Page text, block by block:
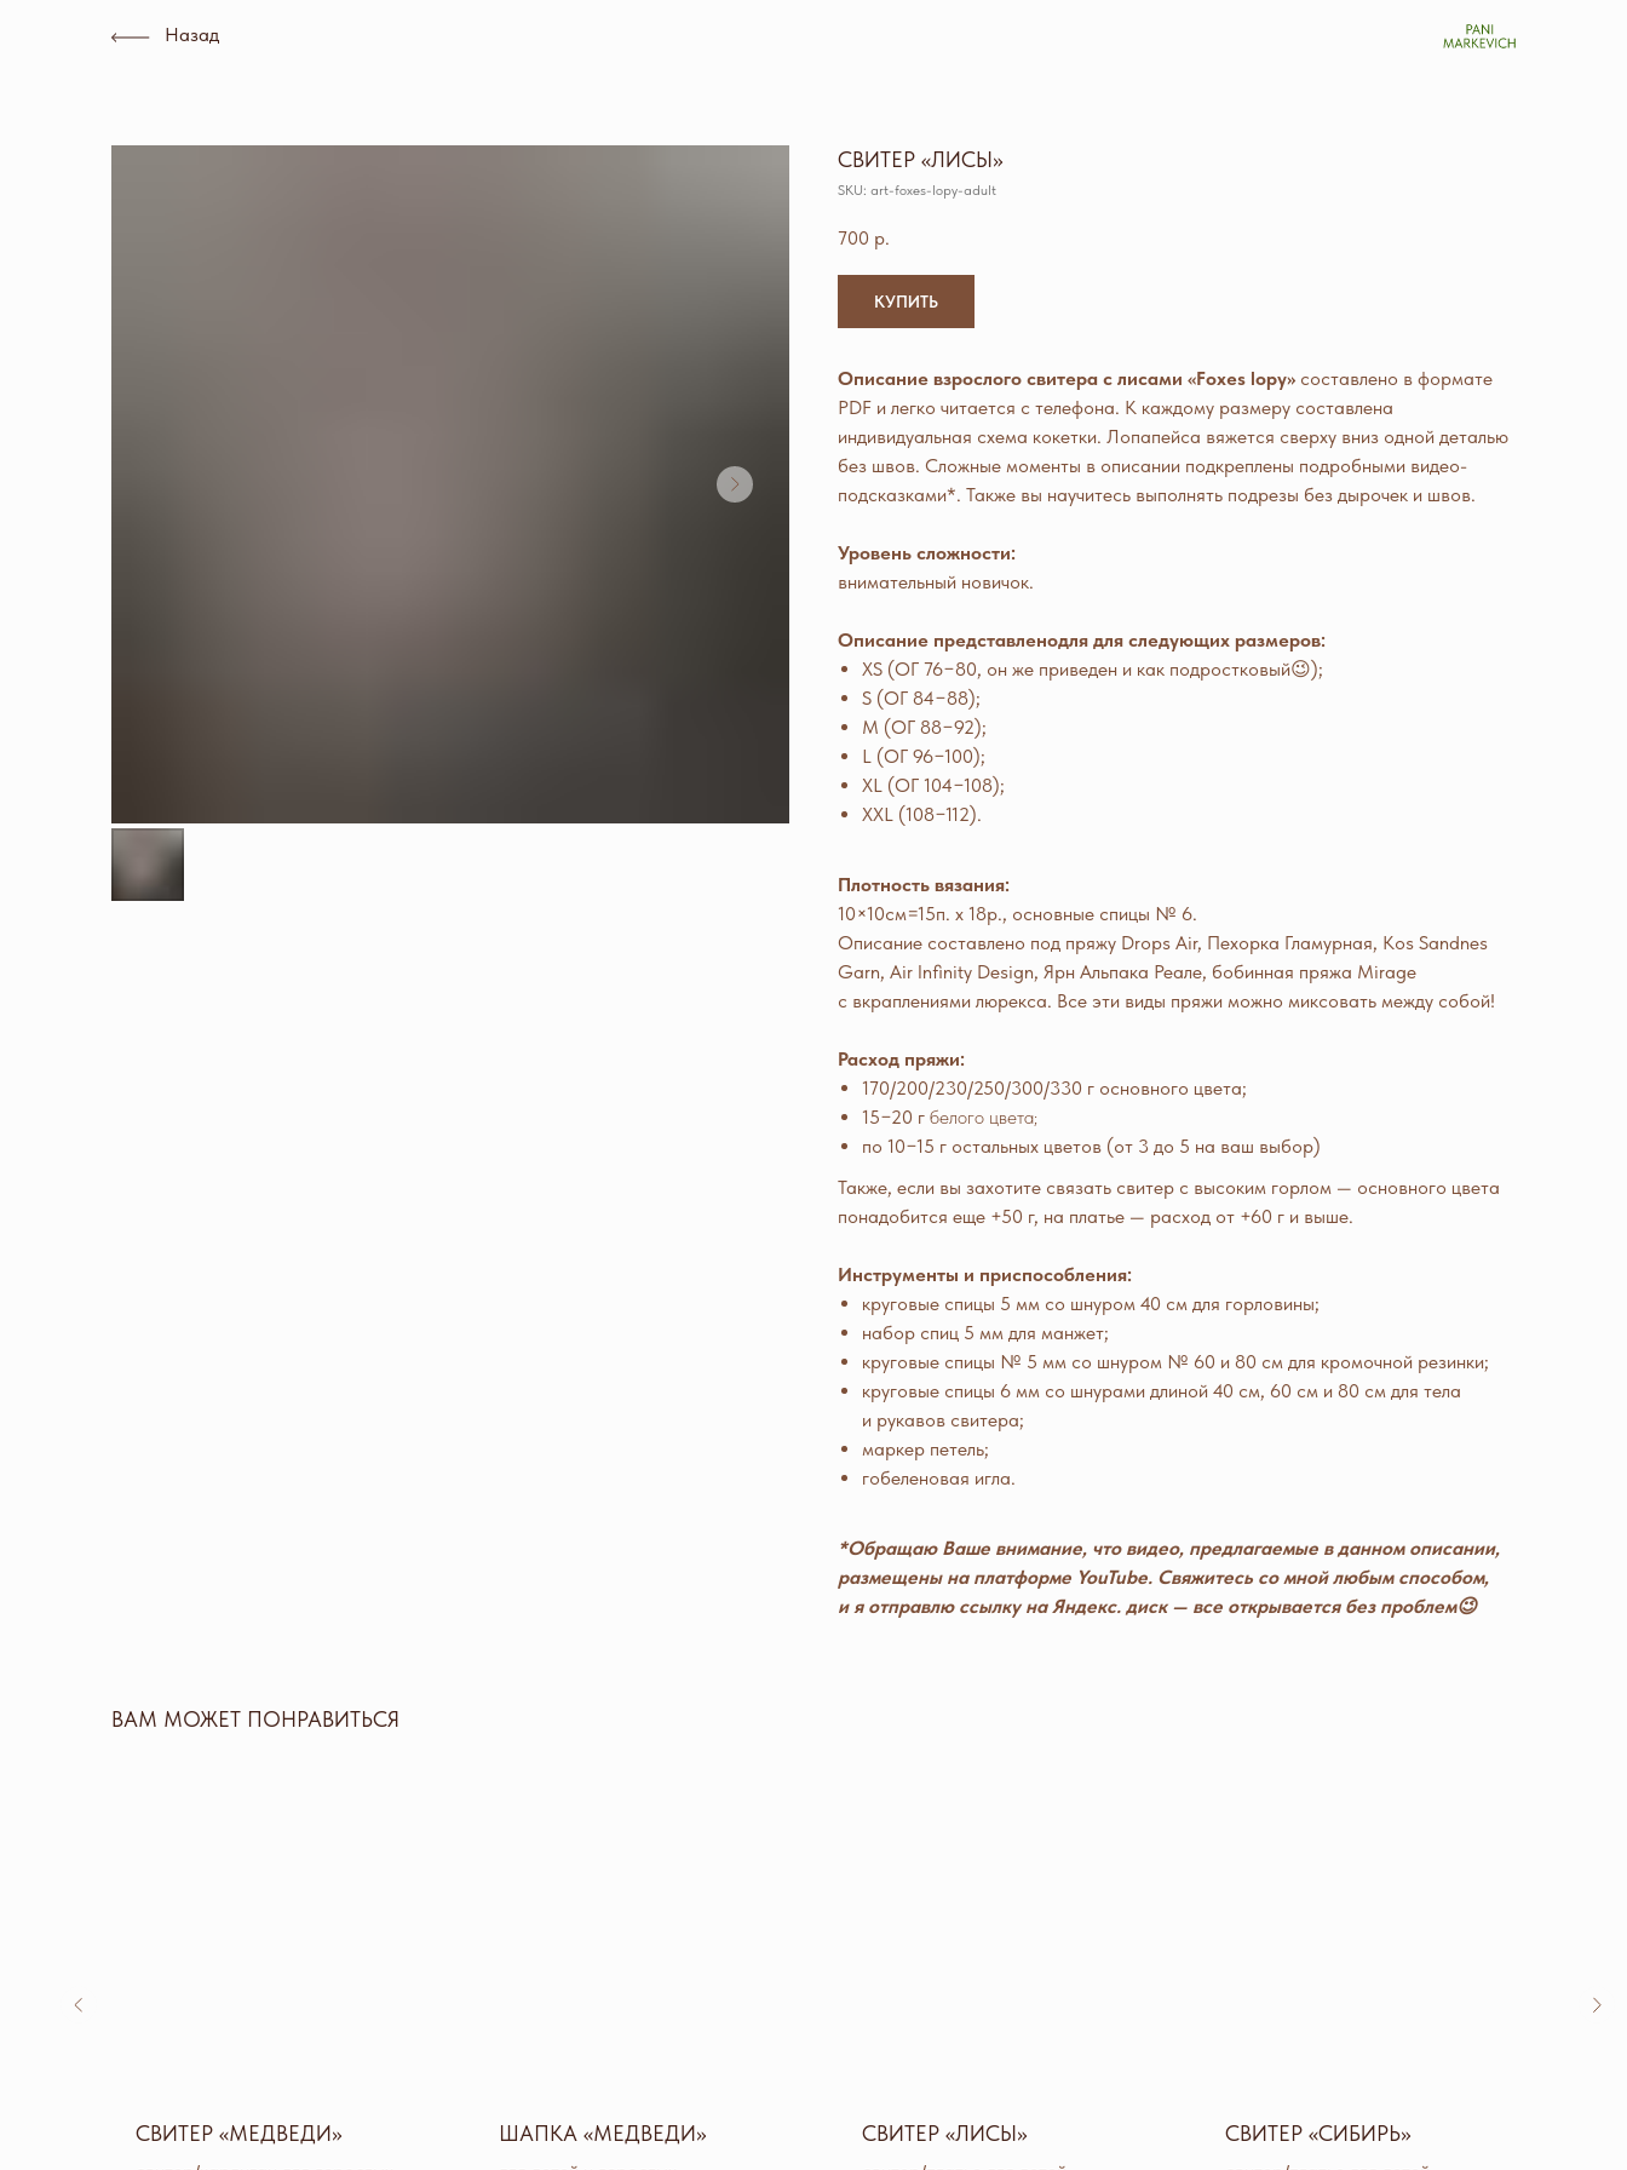
Назад
СВИТЕР «ЛИСЫ»
SKU: art-foxes-lopy-adult
700 р.
КУПИТЬ
Описание взрослого свитера с лисами «Foxes lopy» составлено в формате
PDF и легко читается с телефона. К каждому размеру составлена
индивидуальная схема кокетки. Лопапейса вяжется сверху вниз одной деталью
без швов. Сложные моменты в описании подкреплены подробными видео-
подсказками*. Также вы научитесь выполнять подрезы без дырочек и швов.
Уровень сложности:
внимательный новичок.
Описание представленодля для следующих размеров:
XS (ОГ 76−80, он же приведен и как подростковый😉);
S (ОГ 84−88);
M (ОГ 88−92);
L (ОГ 96−100);
XL (ОГ 104−108);
XXL (108−112).
Плотность вязания:
10×10см=15п. x 18р., основные спицы № 6.
Описание составлено под пряжу Drops Air, Пехорка Гламурная, Kos Sandnes
Garn, Air Infinity Design, Ярн Альпака Реале, бобинная пряжа Mirage
с вкраплениями люрекса. Все эти виды пряжи можно миксовать между собой!
Расход пряжи:
170/200/230/250/300/330 г основного цвета;
15−20 г белого цвета;
по 10−15 г остальных цветов (от 3 до 5 на ваш выбор)
Также, если вы захотите связать свитер с высоким горлом — основного цвета
понадобится еще +50 г, на платье — расход от +60 г и выше.
Инструменты и приспособления:
круговые спицы 5 мм со шнуром 40 см для горловины;
набор спиц 5 мм для манжет;
круговые спицы № 5 мм со шнуром № 60 и 80 см для кромочной резинки;
круговые спицы 6 мм со шнурами длиной 40 см, 60 см и 80 см для тела
и рукавов свитера;
маркер петель;
гобеленовая игла.
*Обращаю Ваше внимание, что видео, предлагаемые в данном описании,
размещены на платформе YouTube. Свяжитесь со мной любым способом,
и я отправлю ссылку на Яндекс. диск — все открывается без проблем😉
ВАМ МОЖЕТ ПОНРАВИТЬСЯ
СВИТЕР «МЕДВЕДИ» ШАПКА «МЕДВЕДИ» СВИТЕР «ЛИСЫ» СВИТЕР «СИБИРЬ»